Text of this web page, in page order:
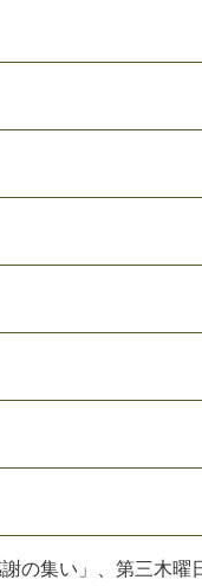
の集い」、第三木曜